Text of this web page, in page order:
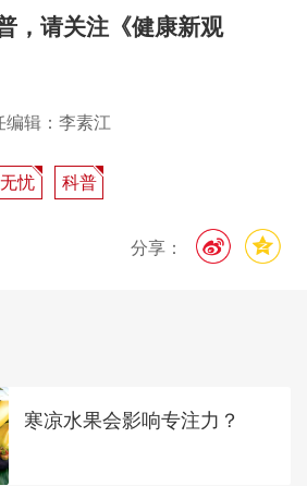
，请关注《健康新观
编辑：李素江
忧 科普
分享：
寒凉水果会影响专注力？